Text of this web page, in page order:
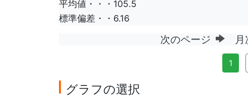
平均値・・・105.5
標準偏差・・6.16
次のページ 月
1
グラフの選択